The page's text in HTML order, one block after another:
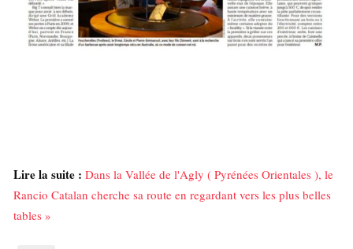
Lire la suite : Dans la Vallée de l'Agly ( Pyrénées Orientales ), le
Rancio Catalan cherche sa route en regardant vers les plus belles
tables »